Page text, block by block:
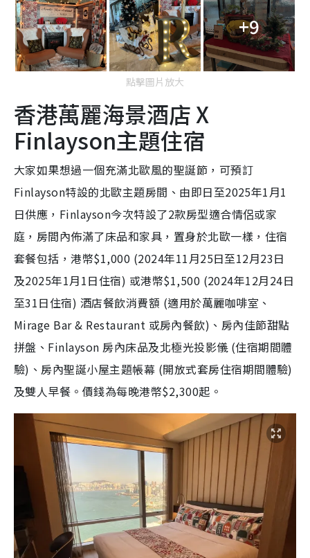
+9
點擊圖片放大
香港萬麗海景酒店 X
Finlayson主題住宿
大家如果想過一個充滿北歐風的聖誕節，可預訂
Finlayson特設的北歐主題房間、由即日至2025年1月1
日供應，Finlayson今次特設了2款房型適合情侶或家
庭，房間內佈滿了床品和家具，置身於北歐一樣，住宿
套餐包括，港幣$1,000 (2024年11月25日至12月23日
及2025年1月1日住宿) 或港幣$1,500 (2024年12月24日
至31日住宿) 酒店餐飲消費額 (適用於萬麗咖啡室、
Mirage Bar & Restaurant 或房內餐飲)、房內佳節甜點
拼盤、Finlayson 房內床品及北極光投影儀 (住宿期間體
驗)、房內聖誕小屋主題帳幕 (開放式套房住宿期間體驗)
及雙人早餐。價錢為每晚港幣$2,300起。